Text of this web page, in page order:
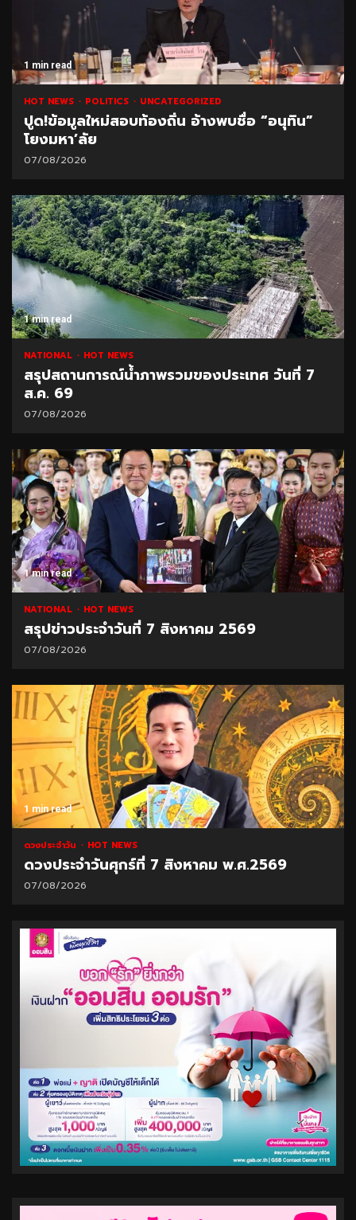
1 min read
HOT NEWS POLITICS UNCATEGORIZED
ปูด!ข้อมูลใหม่สอบท้องถิ่น อ้างพบชื่อ “อนุทิน”
โยงมหา’ลัย
07/08/2026
1 min read
NATIONAL HOT NEWS
สรุปสถานการณ์น้ำภาพรวมของประเทศ วันที่ 7
ส.ค. 69
07/08/2026
1 min read
NATIONAL HOT NEWS
สรุปข่าวประจำวันที่ 7 สิงหาคม 2569
07/08/2026
1 min read
ดวงประจำวัน HOT NEWS
ดวงประจำวันศุกร์ที่ 7 สิงหาคม พ.ศ.2569
07/08/2026